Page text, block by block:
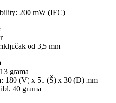
200 mW (IEC)
od 3,5 mm
grama
180 (V) x 51 (Š) x 30 (D) mm
40 grama